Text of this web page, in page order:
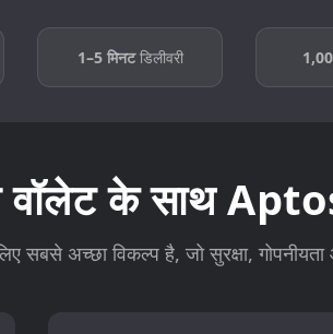
1–5 मिनटडिलीवरी
के साथ
अच्छा विकल्प है, जो सुरक्षा, गोपनीयता